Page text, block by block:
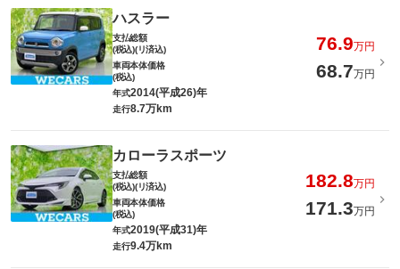
ハスラー
支払総額
(税込)(リ済込)
76.9万円
車両本体価格
(税込)
68.7万円
年式2014(平成26)年
走行8.7万km
カローラスポーツ
支払総額
(税込)(リ済込)
182.8万円
車両本体価格
(税込)
171.3万円
年式2019(平成31)年
走行9.4万km